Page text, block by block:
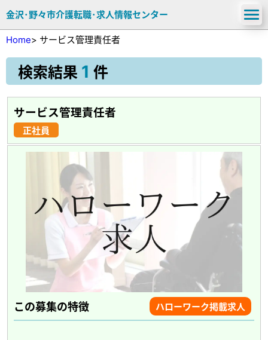
金沢･野々市介護転職･求人情報センター
Home> サービス管理責任者
検索結果 1 件
サービス管理責任者
正社員
この募集の特徴 ハローワーク掲載求人